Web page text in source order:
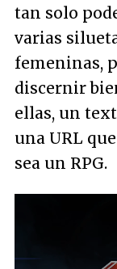
tan solo
varias
femeninas,
discernir
ellas, un
una URL
sea un RPG.